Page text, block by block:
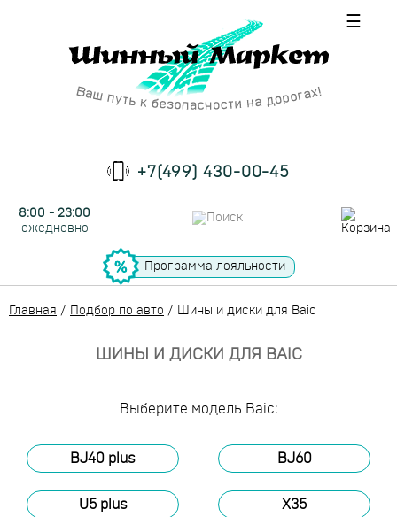
☰
+7(499) 430-00-45
8:00 - 23:00
ежедневно
Программа лояльности
Главная / Подбор по авто / Шины и диски для Baic
ШИНЫ И ДИСКИ ДЛЯ BAIC
Выберите модель Baic:
BJ40 plus BJ60
U5 plus X35